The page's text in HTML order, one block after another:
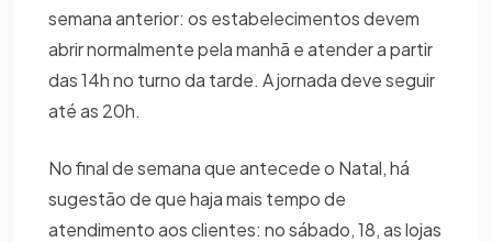
semana anterior: os estabelecimentos devem
abrir normalmente pela manhã e atender a partir
das 14h no turno da tarde. A jornada deve seguir
até as 20h.
No final de semana que antecede o Natal, há
sugestão de que haja mais tempo de
atendimento aos clientes: no sábado, 18, as lojas